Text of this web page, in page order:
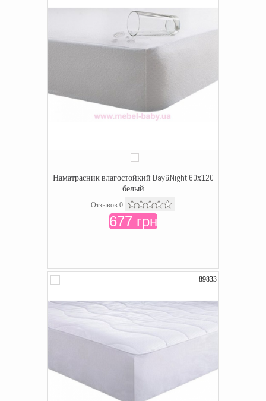
Наматрасник влагостойкий Day&Night 60х120
белый
Отзывов 0
677 грн
89833